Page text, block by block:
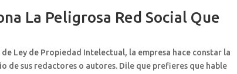
La Peligrosa Red Social Que
Ley de Propiedad Intelectual, la empresa hace constar la
de sus redactores o autores. Dile que prefieres que hable